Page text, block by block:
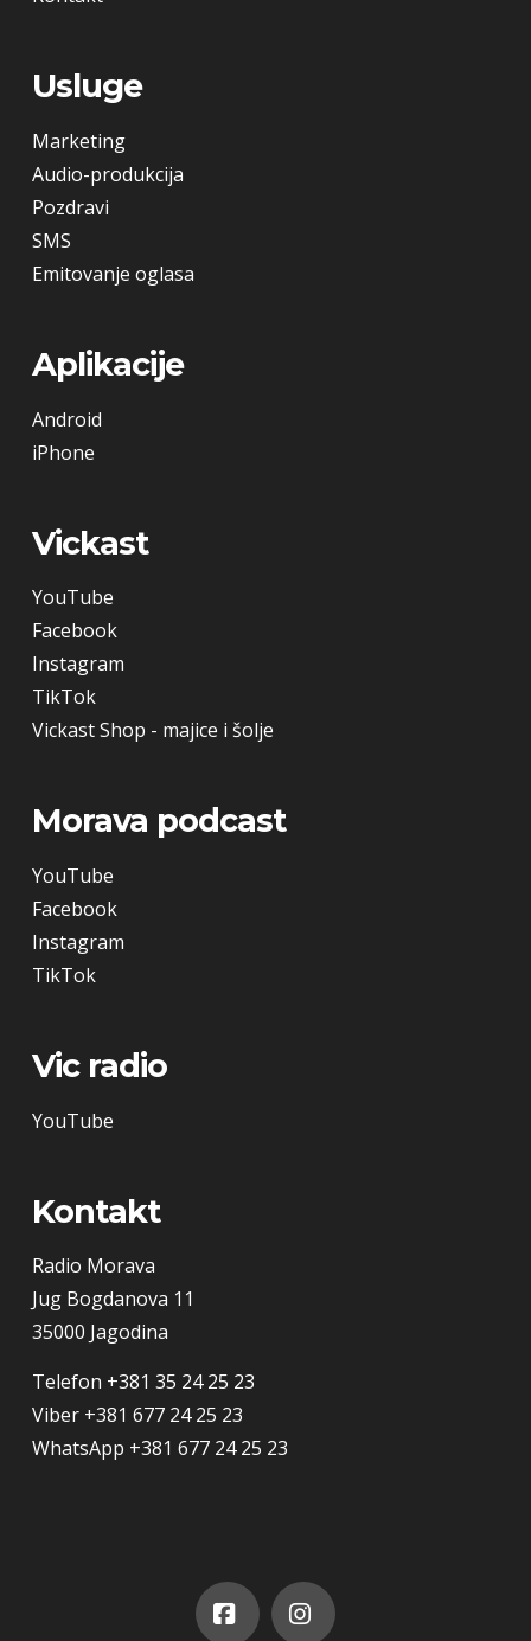
Usluge
Marketing
Audio-produkcija
Pozdravi
SMS
Emitovanje oglasa
Aplikacije
Android
iPhone
Vickast
YouTube
Facebook
Instagram
TikTok
Vickast Shop - majice i šolje
Morava podcast
YouTube
Facebook
Instagram
TikTok
Vic radio
YouTube
Kontakt
Radio Morava
Jug Bogdanova 11
35000 Jagodina
Telefon +381 35 24 25 23
Viber +381 677 24 25 23
WhatsApp +381 677 24 25 23